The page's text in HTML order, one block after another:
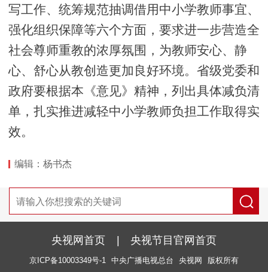
写工作、统筹规范抽调借用中小学教师事宜、
强化组织保障等六个方面，要求进一步营造全
社会尊师重教的浓厚氛围，为教师安心、静
心、舒心从教创造更加良好环境。省级党委和
政府要根据本《意见》精神，列出具体减负清
单，扎实推进减轻中小学教师负担工作取得实
效。
编辑：杨书杰
央视网首页 | 央视节目官网首页
京ICP备10003349号-1 中央广播电视总台 央视网 版权所有